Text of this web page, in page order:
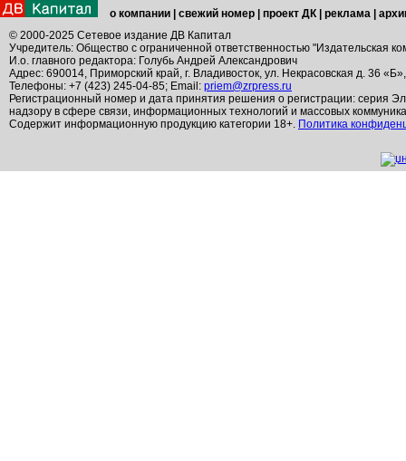
о компании свежий номер проект ДК реклама
© 2000-2025 Сетевое издание ДВ Капитал
Учредитель: Общество с ограниченной ответственностью "Издательская
И.о. главного редактора: Голубь Андрей Александрович
Адрес: 690014, Приморский край, г. Владивосток, ул. Некрасовская д. 36
Телефоны: +7 (423) 245-04-85; Email: priem@zrpress.ru
Регистрационный номер и дата принятия решения о регистрации: серия
надзору в сфере связи, информационных технологий и массовых
Содержит информационную продукцию категории 18+. Политика